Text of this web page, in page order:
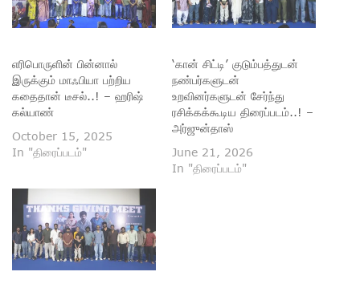
எரிபொருளின் பின்னால்
இருக்கும் மாஃபியா பற்றிய
கதைதான் டீசல்..! – ஹரிஷ்
கல்யாண்
October 15, 2025
In "திரைப்படம்"
‘கான் சிட்டி’ குடும்பத்துடன்
நண்பர்களுடன்
உறவினர்களுடன் சேர்ந்து
ரசிக்கக்கூடிய திரைப்படம்..! –
அர்ஜுன்தாஸ்
June 21, 2026
In "திரைப்படம்"